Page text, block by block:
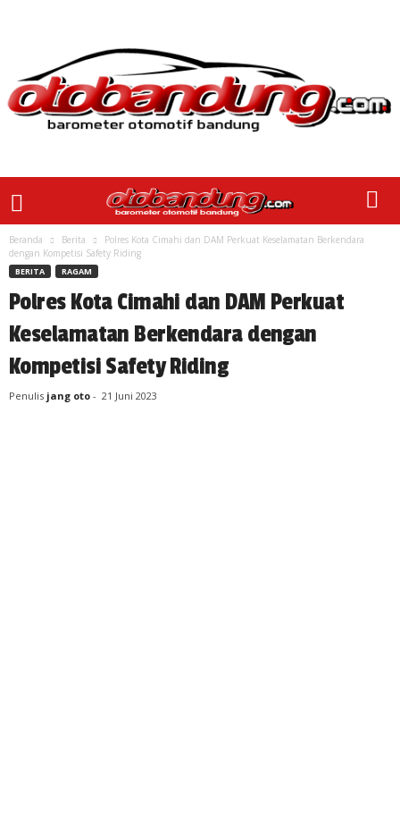
Beranda Berita
Polres Kota Cimahi dan DAM Perkuat Keselamatan Berkendara
dengan Kompetisi Safety Riding
BERITA RAGAM
Polres Kota Cimahi dan DAM Perkuat
Keselamatan Berkendara dengan
Kompetisi Safety Riding
Penulis jang oto - 21 Juni 2023